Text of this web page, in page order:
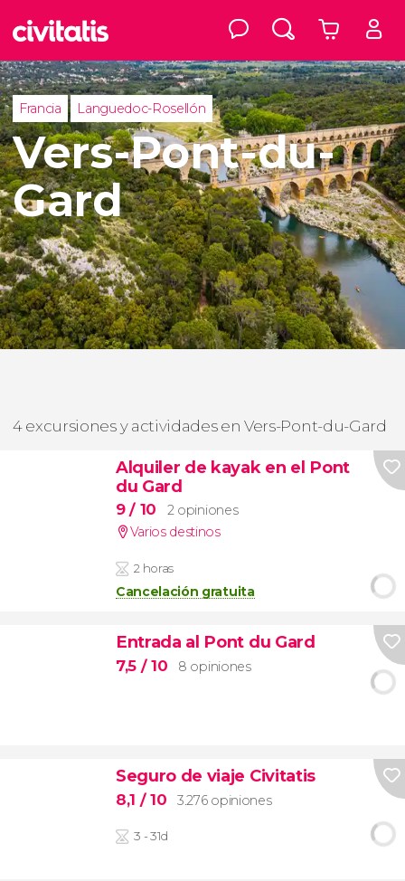
Francia Languedoc-Rosellón
Vers-Pont-du-
Gard
4 excursiones y actividades en Vers-Pont-du-Gard
Alquiler de kayak en el Pont
du Gard
9/ 10
2 opiniones
Varios destinos
2 horas
Cancelación gratuita
Entrada al Pont du Gard
7,5 / 10 8 opiniones
Seguro de viaje Civitatis
8,1 / 10 3.276 opiniones
3 - 31d